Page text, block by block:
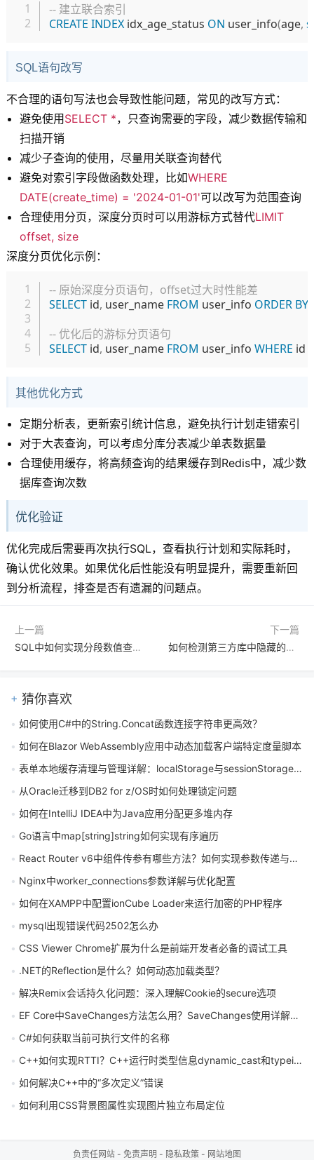
-- 建立联合索引
CREATE INDEX idx_age_status ON user_info(age,
SQL语句改写
不合理的语句写法也会导致性能问题，常见的改写方式：
避免使用 SELECT *，只查询需要的字段，减少数据传输和
扫描开销
减少子查询的使用，尽量用关联查询替代
避免对索引字段做函数处理，比如WHERE
DATE(create_time) = '2024-01-01'可以改写为范围查询
合理使用分页，深度分页时可以用游标方式替代LIMIT
offset, size
深度分页优化示例：
-- 原始深度分页语句，offset过大时性能差
SELECT id, user_name FROM user_info ORDER BY
-- 优化后的游标分页语句
SELECT id, user_name FROM user_info WHERE id
其他优化方式
定期分析表，更新索引统计信息，避免执行计划走错索引
对于大表查询，可以考虑分库分表减少单表数据量
合理使用缓存，将高频查询的结果缓存到Redis中，减少数
据库查询次数
优化验证
优化完成后需要再次执行SQL，查看执行计划和实际耗时，
确认优化效果。如果优化后性能没有明显提升，需要重新回
到分析流程，排查是否有遗漏的问题点。
上一篇
SQL中如何实现分段数值查询：CASE WHEN与区间划分法
下一篇
如何检测第三方库中隐藏的SQL注入风险
猜你喜欢
如何使用C#中的String.Concat函数连接字符串更高效？
如何在Blazor WebAssembly应用中动态加载客户端特定度量脚本
表单本地缓存清理与管理详解：localStorage与sessionStorage操作指南
从Oracle迁移到DB2 for z/OS时如何处理锁定问题
如何在IntelliJ IDEA中为Java应用分配更多堆内存
Go语言中map[string]string如何实现有序遍历
React Router v6中组件传参有哪些方法？如何实现参数传递与接收
Nginx中worker_connections参数详解与优化配置
如何在XAMPP中配置ionCube Loader来运行加密的PHP程序
mysql出现错误代码2502怎么办
CSS Viewer Chrome扩展为什么是前端开发者必备的调试工具
.NET的Reflection是什么？如何动态加载类型？
解决Remix会话持久化问题：深入理解Cookie的secure选项
EF Core中SaveChanges方法怎么用？SaveChanges使用详解与常见误区
C#如何获取当前可执行文件的名称
C++如何实现RTTI？C++运行时类型信息dynamic_cast和typeid的使用方法是什么
如何解决C++中的“多次定义”错误
如何利用CSS背景图属性实现图片独立布局定位
负责任网站 - 免责声明 - 隐私政策 - 网站地图